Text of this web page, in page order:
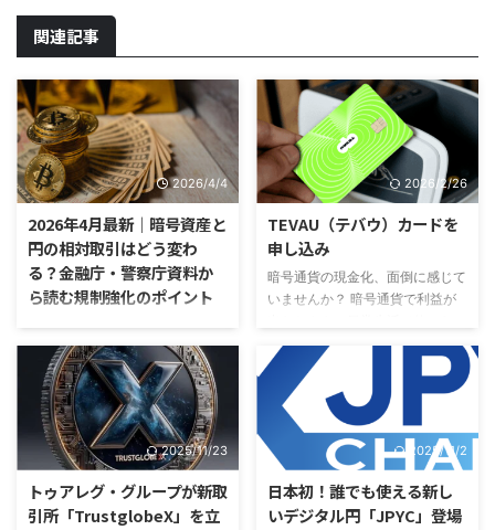
関連記事
2026/4/4
2026年4月最新｜暗号資産と
円の相対取引はどう変わ
る？金融庁・警察庁資料か
ら読む規制強化のポイント
暗号資産と円の相対取引をめぐっ
て、金融庁による本人確認ルール
の厳格化と、無登録の相対業者へ
の警戒が一段と明確になってい
る」 2026年4月時点で押さえて
おきたいのは、暗号資産と日本円
の交換をめぐる規制が、単に「仮
想通貨は自由に個人売買できる」
という段階ではなく、マネーロン
ダリング対策と無登録営業対策を
2026/2/26
TEVAU（テバウ）カードを
申し込み
暗号通貨の現金化、面倒に感じて
いませんか？ 暗号通貨で利益が
とき、こんなお悩みはありません
か？ 「取引所を経由して銀行に
振り込む手続きが面倒…」 「現金
化するまでに何日も待たされ
る…」 「換金や送金の手数料が高
くて損をした気分になる…」 そん
な暗号通貨ユーザーの悩みを一気
に解決してくれるのが、
「Tevau（テバウ）暗号通貨デビ
2025/11/23
トゥアレグ・グループが新取
引所「TrustglobeX」を立
2025/11/2
日本初！誰でも使える新し
いデジタル円「JPYC」登場